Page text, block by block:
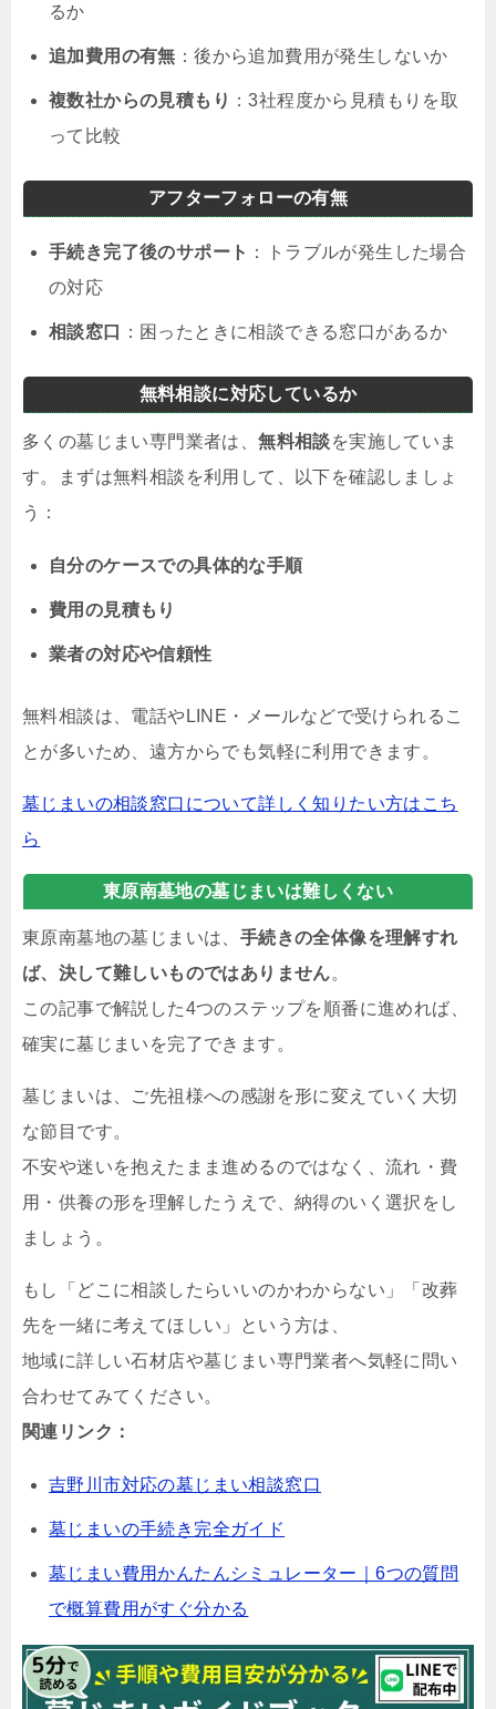
るか
追加費用の有無 ：後から追加費用が発生しないか
複数社からの見積もり ：3社程度から見積もりを取
って比較
アフターフォローの有無
手続き完了後のサポート ：トラブルが発生した場合
の対応
相談窓口 ：困ったときに相談できる窓口があるか
無料相談に対応しているか
多くの墓じまい専門業者は、無料相談を実施していま
す。まずは無料相談を利用して、以下を確認しましょ
う：
自分のケースでの具体的な手順
費用の見積もり
業者の対応や信頼性
無料相談は、電話やLINE・メールなどで受けられるこ
とが多いため、遠方からでも気軽に利用できます。
墓じまいの相談窓口について詳しく知りたい方はこち
ら
東原南墓地の墓じまいは難しくない
東原南墓地の墓じまいは、 手続きの全体像を理解すれ
ば、決して難しいものではありません。
この記事で解説した4つのステップを順番に進めれば、
確実に墓じまいを完了できます。
墓じまいは、ご先祖様への感謝を形に変えていく大切
な節目です。
不安や迷いを抱えたまま進めるのではなく、流れ・費
用・供養の形を理解したうえで、納得のいく選択をし
ましょう。
もし「どこに相談したらいいのかわからない」「改葬
先を一緒に考えてほしい」という方は、
地域に詳しい石材店や墓じまい専門業者へ気軽に問い
合わせてみてください。
関連リンク：
吉野川市対応の墓じまい相談窓口
墓じまいの手続き完全ガイド
墓じまい費用かんたんシミュレーター｜6つの質問
で概算費用がすぐ分かる